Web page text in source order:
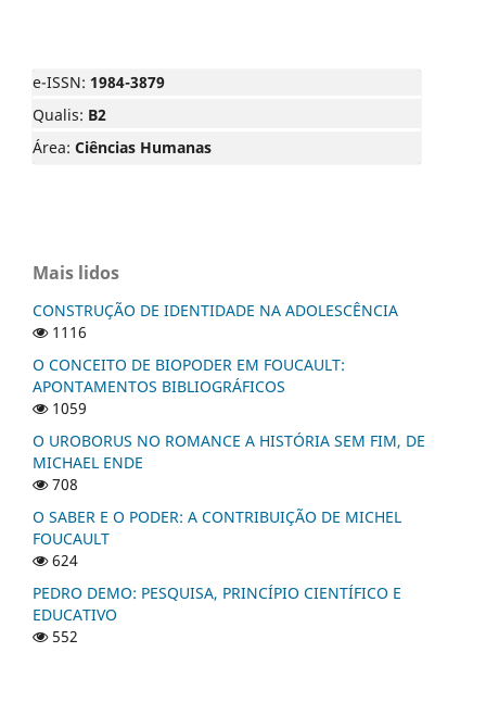
e-ISSN: 1984-3879
Qualis: B2
Área: Ciências Humanas
Mais lidos
CONSTRUÇÃO DE IDENTIDADE NA ADOLESCÊNCIA
1116
O CONCEITO DE BIOPODER EM FOUCAULT:
APONTAMENTOS BIBLIOGRÁFICOS
1059
O UROBORUS NO ROMANCE A HISTÓRIA SEM FIM, DE
MICHAEL ENDE
708
O SABER E O PODER: A CONTRIBUIÇÃO DE MICHEL
FOUCAULT
624
PEDRO DEMO: PESQUISA, PRINCÍPIO CIENTÍFICO E
EDUCATIVO
552